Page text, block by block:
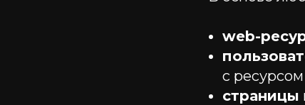
web-
с ресурсом
страницы